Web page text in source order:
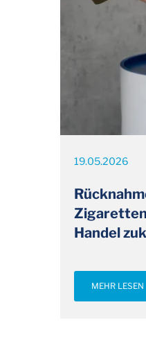
19.05.2026
Handel
MEHR LESEN